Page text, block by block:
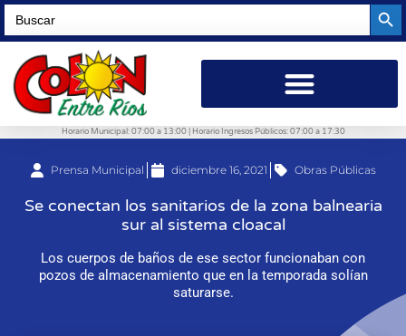
Search
for:
Horario Municipal: 07:00 a 13:00 | Horario Ingresos Públicos: 07:00 a 17:30
Prensa Municipal diciembre 16, 2021 Obras Públicas
Se conectan los sanitarios de la zona balnearia
sur al sistema cloacal
Los cuerpos de baños de ese sector funcionaban con
pozos de almacenamiento que en la temporada solían
saturarse.